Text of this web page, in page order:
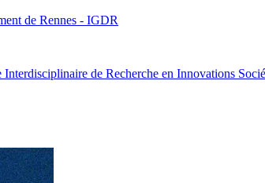
de Rennes - IGDR
Interdisciplinaire de Recherche en Innovations